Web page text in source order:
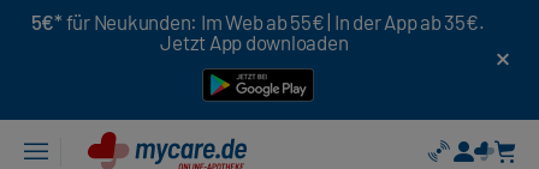
5€* für Neukunden: Im Web ab 55€ | In der App ab 35€.
Jetzt App downloaden